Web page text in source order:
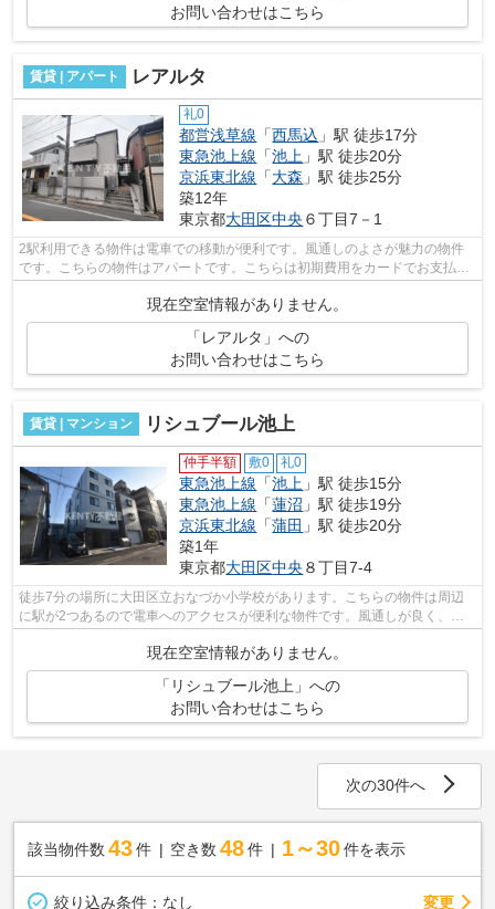
お問い合わせはこちら
賃貸 | アパート レアルタ
礼0
都営浅草線 「西馬込 」駅 徒歩17分
東急池上線 「池上 」駅 徒歩20分
京浜東北線 「大森 」駅 徒歩25分
築12年
東京都大田区中央 ６丁目7－1
2駅利用できる物件は電車での移動が便利です。風通しのよさが魅力の物件
です。こちらの物件はアパートです。こちらは初期費用をカードでお支払い
現在空室情報がありません。
「レアルタ」への
お問い合わせはこちら
賃貸 | マンション リシュブール池上
仲手半額 敷0 礼0
東急池上線 「池上 」駅 徒歩15分
東急池上線 「蓮沼 」駅 徒歩19分
京浜東北線 「蒲田 」駅 徒歩20分
築1年
東京都大田区中央 ８丁目7-4
徒歩7分の場所に大田区立おなづか小学校があります。こちらの物件は周辺
に駅が2つあるので電車へのアクセスが便利な物件です。風通しが良く、湿
現在空室情報がありません。
「リシュブール池上」への
お問い合わせはこちら
次の30件へ
該当物件数 43件 空き数 48 件 1～30 件を表示
絞り込み条件： なし 変更